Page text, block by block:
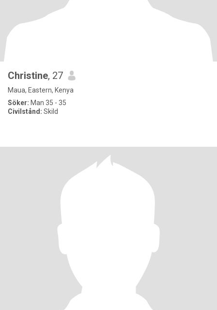
Christine, 27
Maua, Eastern, Kenya
Söker: Man 35 - 35
Civilstånd: Skild